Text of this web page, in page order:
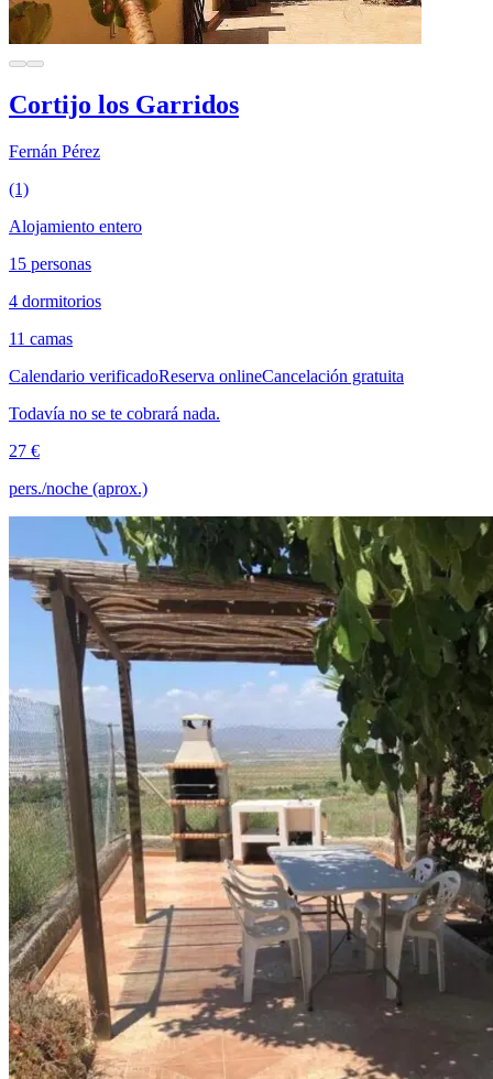
Cortijo los Garridos
Fernán Pérez
(1)
Alojamiento entero
15 personas
4 dormitorios
11 camas
Calendario verificadoReserva onlineCancelación gratuita
Todavía no se te cobrará nada.
27 €
pers./noche (aprox.)